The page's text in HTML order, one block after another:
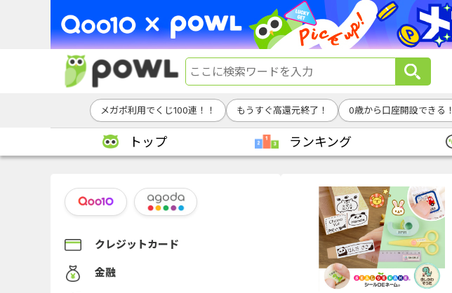
メガポ利用でくじ100連！！ もうすぐ高還元終了！ 0歳から口座開設できる！
トップ ランキング
クレジットカード
金融